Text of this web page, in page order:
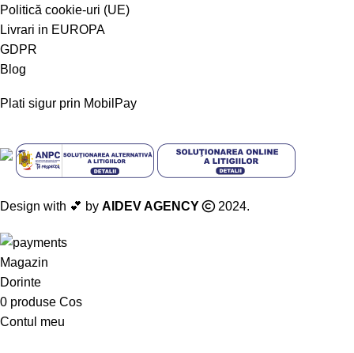
Politică cookie-uri (UE)
Livrari in EUROPA
GDPR
Blog
Plati sigur prin MobilPay
Design with 💕 by AIDEV AGENCY 2024.
Magazin
Dorinte
0 produse Cos
Contul meu